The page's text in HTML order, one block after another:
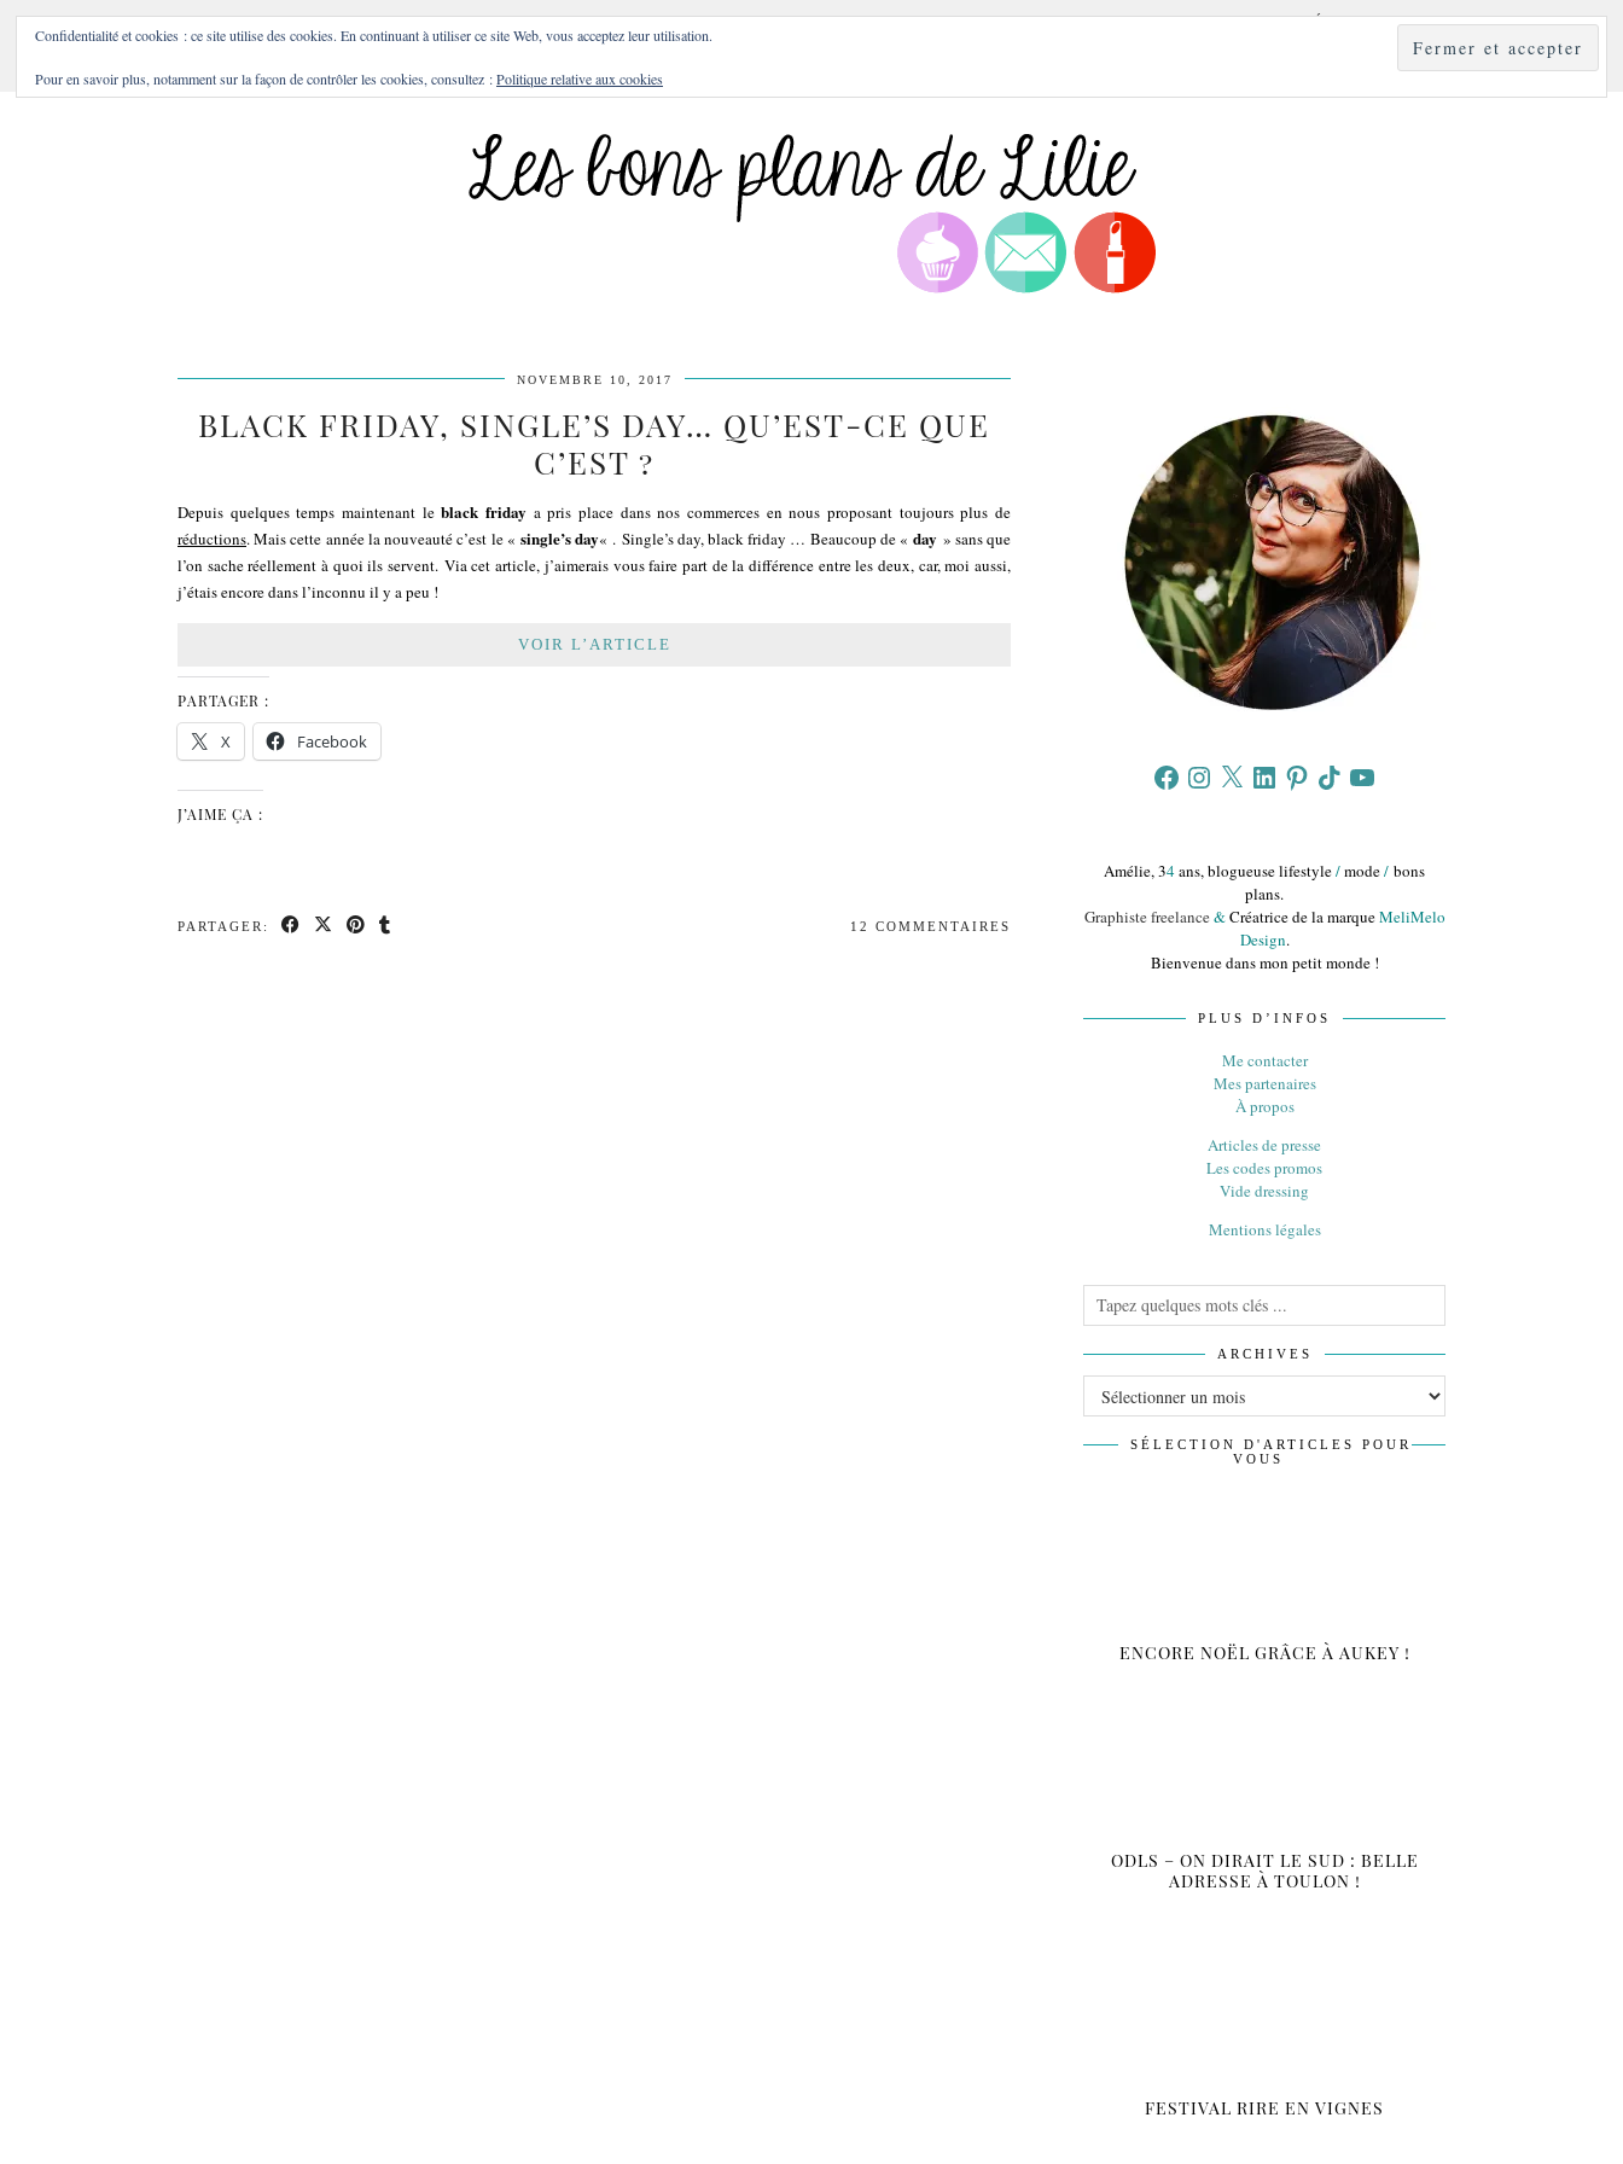
NOVEMBRE 10, 2017
BLACK FRIDAY, SINGLE’S DAY… QU’EST-CE QUE
C’EST ?
Depuis quelques temps maintenant leblack friday a pris place dans nos commerces en nous proposant toujours plus de
réductions. Mais cette année la nouveauté c’est le « single’s day« . Single’s day, black friday … Beaucoup de «day » sans que
l’on sache réellement à quoi ils servent. Via cet article, j’aimerais vous faire part de la différence entre les deux, car, moi aussi,
j’étais encore dans l’inconnu il y a peu !
VOIR L’ARTICLE
PARTAGER :
X Facebook
J’AIME ÇA :
PARTAGER: 12 COMMENTAIRES
FacebookInstagram
X LinkedInPinterestTikTokYouTube
Amélie, 34ans, blogueuse lifestyle/mode/ bons
plans.
Graphiste freelance&Créatrice de la marqueMeliMelo
Design.
Bienvenue dans mon petit monde !
PLUS D’INFOS
Me contacter
Mes partenaires
À propos
Articles de presse
Les codes promos
Vide dressing
Mentions légales
ARCHIVES
SÉLECTION D'ARTICLES POUR
VOUS
ENCORE NOËL GRÂCE À AUKEY !
ODLS – ON DIRAIT LE SUD : BELLE
ADRESSE À TOULON !
FESTIVAL RIRE EN VIGNES
Confidentialité et cookies : ce site utilise des cookies. En continuant à utiliser ce site Web, vous acceptez leur utilisation.
Pour en savoir plus, notamment sur la façon de contrôler les cookies, consultez :Politique relative aux cookies